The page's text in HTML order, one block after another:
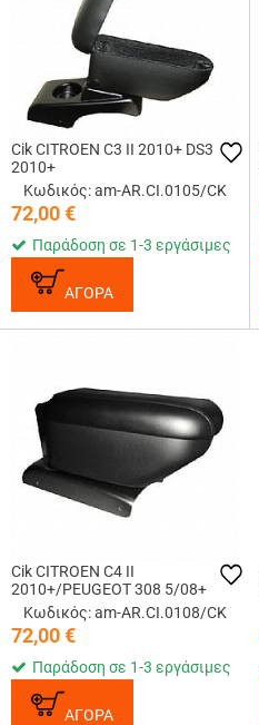
Cik CITROEN C3 II 2010+ DS3
2010+
Κωδικός: am-AR.CI.0105/CK
72,00€
Παράδοση σε 1-3 εργάσιμες
ΑΓΟΡΑ
Cik CITROEN C4 II
2010+/PEUGEOT 308 5/08+
Κωδικός: am-AR.CI.0108/CK
72,00€
Παράδοση σε 1-3 εργάσιμες
ΑΓΟΡΑ